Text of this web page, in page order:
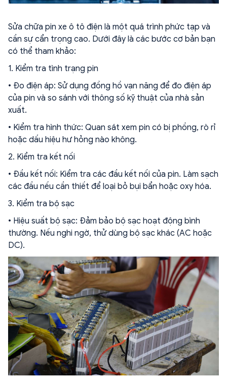
Sửa chữa pin xe ô tô điện là một quá trình phức tạp và
cần sự cẩn trọng cao. Dưới đây là các bước cơ bản bạn
có thể tham khảo:
1. Kiểm tra tình trạng pin
• Đo điện áp: Sử dụng đồng hồ vạn năng để đo điện áp
của pin và so sánh với thông số kỹ thuật của nhà sản
xuất.
• Kiểm tra hình thức: Quan sát xem pin có bị phồng, rò rỉ
hoặc dấu hiệu hư hỏng nào không.
2. Kiểm tra kết nối
• Đầu kết nối: Kiểm tra các đầu kết nối của pin. Làm sạch
các đầu nếu cần thiết để loại bỏ bụi bẩn hoặc oxy hóa.
3. Kiểm tra bộ sạc
• Hiệu suất bộ sạc: Đảm bảo bộ sạc hoạt động bình
thường. Nếu nghi ngờ, thử dùng bộ sạc khác (AC hoặc
DC).